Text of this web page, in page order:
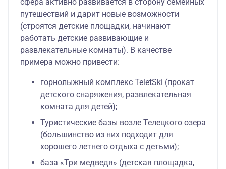
путешествий и дарит новые возможности
(строятся детские площадки, начинают
работать детские развивающие и
развлекательные комнаты). В качестве
примера можно привести:
горнолыжный комплекс TeletSki (прокат
детского снаряжения, развлекательная
комната для детей);
Туристические базы возле Телецкого озера
(большинство из них подходит для
хорошего летнего отдыха с детьми);
база «Три медведя» (детская площадка,